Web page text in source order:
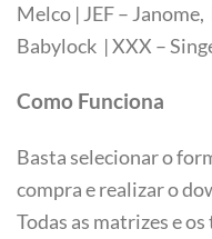
Melco | JEF –
Babylock | XXX –
Como Funciona
Basta selecionar o
compra e realizar o
Todas as matrizes e
Tamanhos